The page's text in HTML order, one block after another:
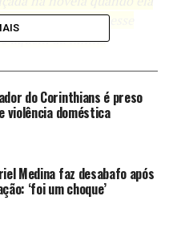
foi injustiçada nesse
aquém da minha
impecável”,
do Corinthians é preso
violência doméstica
Medina faz desabafo após
‘foi um choque’